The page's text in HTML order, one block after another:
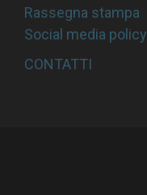
Rassegna stampa
Social media policy
CONTATTI